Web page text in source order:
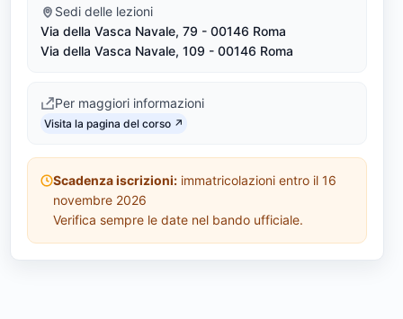
Sedi delle lezioni
Via della Vasca Navale, 79 - 00146 Roma
Via della Vasca Navale, 109 - 00146 Roma
Per maggiori informazioni
Link identifier #identifier__172699-5Visita la pagina del corso ↗
Scadenza iscrizioni: immatricolazioni entro il 16
novembre 2026
Verifica sempre le date nel bando ufficiale.